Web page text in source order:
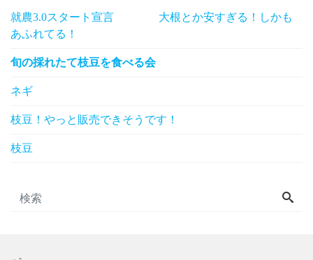
就農3.0スタート宣言 大根とか安すぎる！しかも
あふれてる！
旬の採れたて枝豆を食べる会
ネギ
枝豆！やっと販売できそうです！
枝豆